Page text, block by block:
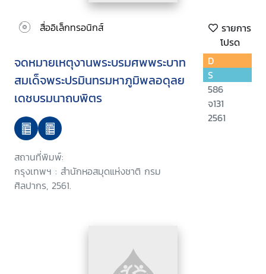
สื่ออิเล็กทรอนิกส์
รายการ
โปรด
จดหมายเหตุงานพระบรมศพพระบาท
สมเด็จพระปรมินทรมหาภูมิพลอดุลย
เดชบรมนาถบพิตร
สถานที่พิมพ์:
กรุงเทพฯ : สำนักหอสมุดแห่งชาติ กรม
ศิลปากร, 2561.
D
S
586
จ131
2561